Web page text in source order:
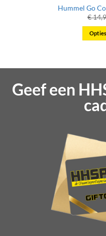
Hummel Go
€
Geef een